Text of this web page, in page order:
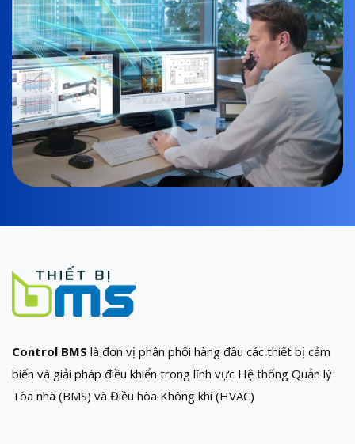
Control BMS là đơn vị phân phối hàng đầu các thiết bị cảm
biến và giải pháp điều khiển trong lĩnh vực Hệ thống Quản lý
Tòa nhà (BMS) và Điều hòa Không khí (HVAC)